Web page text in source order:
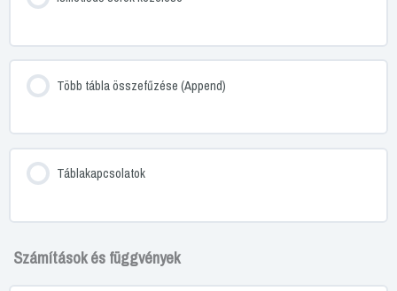
Több tábla összefűzése (Append)
Táblakapcsolatok
Számítások és függvények